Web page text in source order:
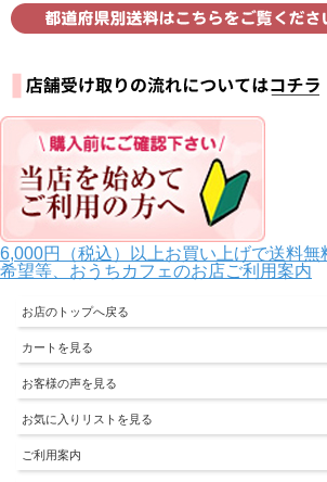
6,000円（税込）以上お買い上げで送料
希望等、おうちカフェのお店ご利用案内
お店のトップへ戻る
カートを見る
お客様の声を見る
お気に入りリストを見る
ご利用案内